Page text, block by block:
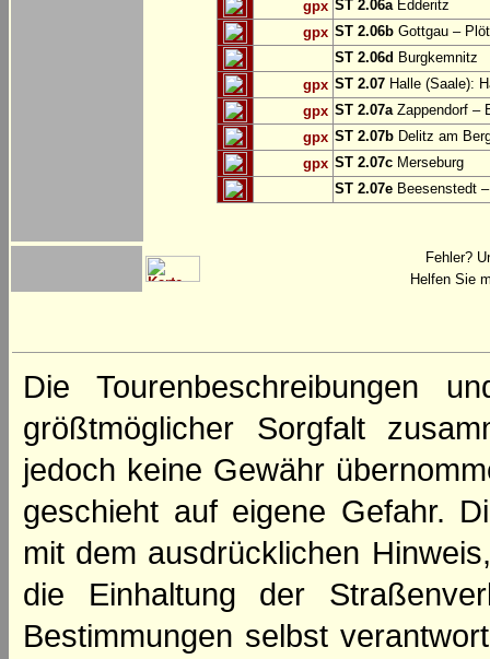
gpx ST 2.06aEdderitz
gpx ST 2.06b Gottgau –
ST 2.06d Burgkemnitz
gpx ST 2.07 Halle (Saale):
gpx ST 2.07aZappendorf –
gpx ST 2.07b Delitz am
gpx ST 2.07c Merseburg
ST 2.07e Beesenstedt
Fehler?
Helfen Sie
Die Tourenbeschreibungen
größtmöglicher Sorgfalt
jedoch keine Gewähr
geschieht auf eigene Gefahr.
mit dem ausdrücklichen
die Einhaltung der
Bestimmungen selbst